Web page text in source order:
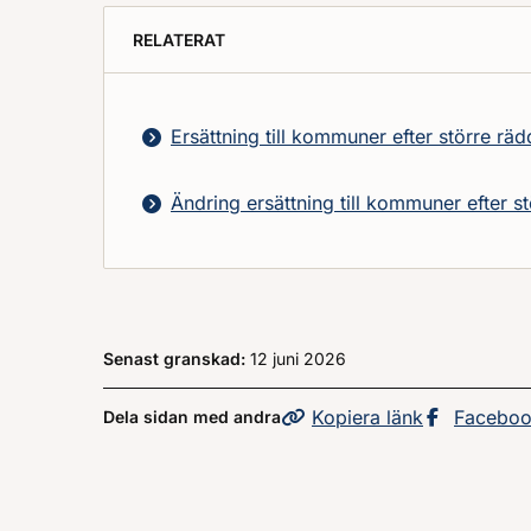
RELATERAT
Ersättning till kommuner efter större
Ändring ersättning till kommuner efter
Senast granskad: 12 juni 2026
Dela sidan med andra Kopiera sidans
länk Dela